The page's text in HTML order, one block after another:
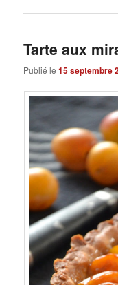
Tarte aux
Publié le15 septembre